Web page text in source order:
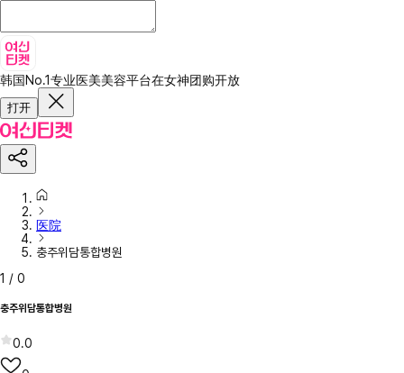
韩国No.1专业医美美容平台在女神团购开放
打开
医院
충주위담통합병원
1 / 0
충주위담통합병원
0.0